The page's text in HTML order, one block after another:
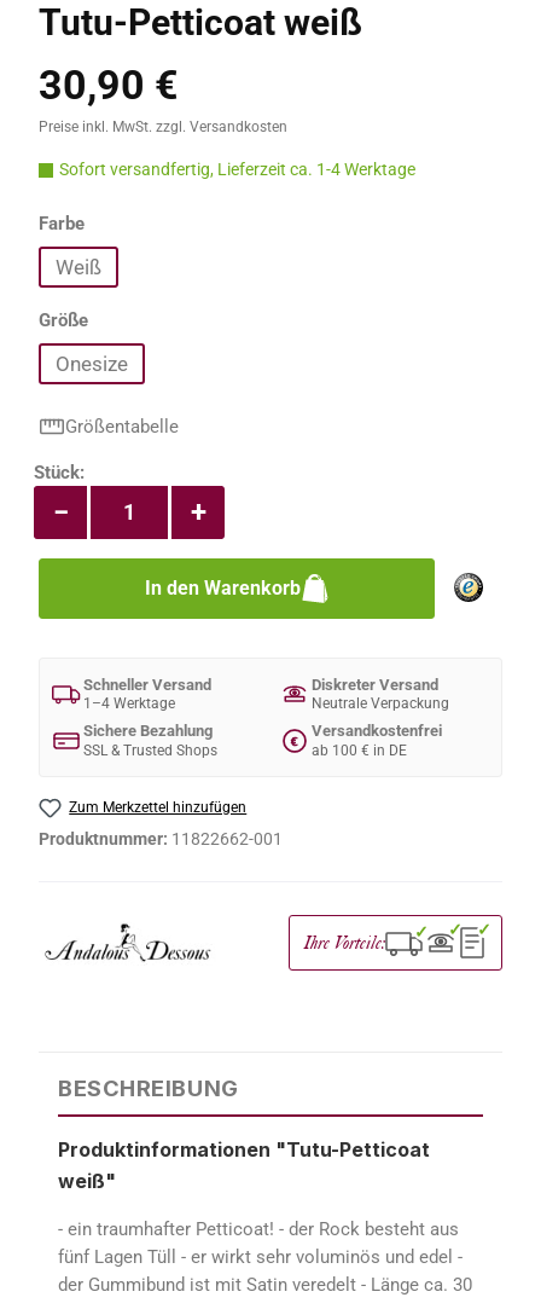
Tutu-Petticoat weiß
Regulärer Preis:
30,90 €
Preise inkl. MwSt. zzgl. Versandkosten
Sofort versandfertig, Lieferzeit ca. 1-4 Werktage
Farbeauswählen
Weiß
Größeauswählen
Onesize
Größentabelle
Produkt Anzahl: Gib den gewünschten
Stück:
+
−
In den Warenkorb
Schneller Versand
1–4 Werktage
Diskreter Versand
Neutrale Verpackung
Sichere Bezahlung
SSL & Trusted Shops
€
Versandkostenfrei
ab 100 € in DE
Zum Merkzettel hinzufügen
Produktnummer: 11822662-001
Ihre Vorteile: ✓ ✓ ✓
BESCHREIBUNG
Produktinformationen "Tutu-Petticoat
weiß"
- ein traumhafter Petticoat! - der Rock besteht aus
fünf Lagen Tüll - er wirkt sehr voluminös und edel -
der Gummibund ist mit Satin veredelt - Länge ca. 30